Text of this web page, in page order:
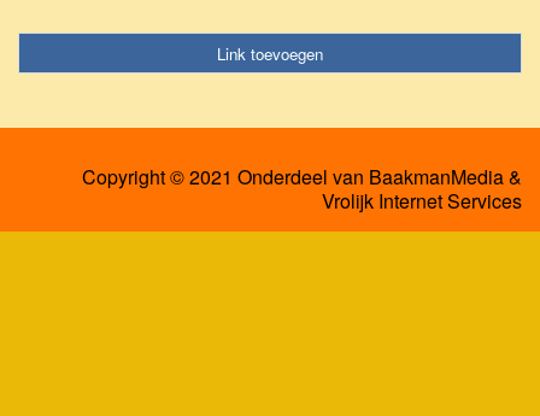
Link toevoegen
Copyright © 2021 Onderdeel van BaakmanMedia&
Vrolijk Internet Services